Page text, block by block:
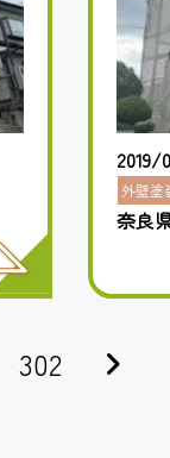
2019/
外壁塗
奈良
302